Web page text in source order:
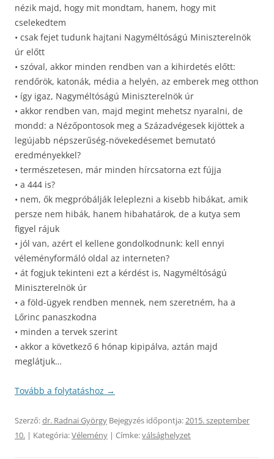
nézik majd, hogy mit mondtam, hanem, hogy mit
cselekedtem
• csak fejet tudunk hajtani Nagyméltóságú Miniszterelnök
úr előtt
• szóval, akkor minden rendben van a kihirdetés előtt:
rendőrök, katonák, média a helyén, az emberek meg otthon
• így igaz, Nagyméltóságú Miniszterelnök úr
• akkor rendben van, majd megint mehetsz nyaralni, de
mondd: a Nézőpontosok meg a Századvégesek kijöttek a
legújabb népszerűség-növekedésemet bemutató
eredményekkel?
• természetesen, már minden hírcsatorna ezt fújja
• a 444 is?
• nem, ők megpróbálják leleplezni a kisebb hibákat, amik
persze nem hibák, hanem hibahatárok, de a kutya sem
figyel rájuk
• jól van, azért el kellene gondolkodnunk: kell ennyi
véleményformáló oldal az interneten?
• át fogjuk tekinteni ezt a kérdést is, Nagyméltóságú
Miniszterelnök úr
• a föld-ügyek rendben mennek, nem szeretném, ha a
Lőrinc panaszkodna
• minden a tervek szerint
• akkor a következő 6 hónap kipipálva, aztán majd
meglátjuk…
Tovább a folytatáshoz →
Szerző:dr. Radnai György Bejegyzés időpontja:2015. szeptember
10. | Kategória:Vélemény | Címke:válsághelyzet